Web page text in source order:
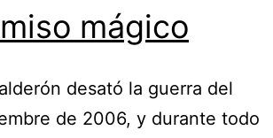
mágico
desató la guerra del
de 2006, y durante todo